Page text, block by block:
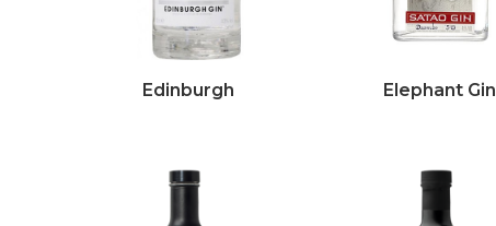
Edinburgh Elephant Gin